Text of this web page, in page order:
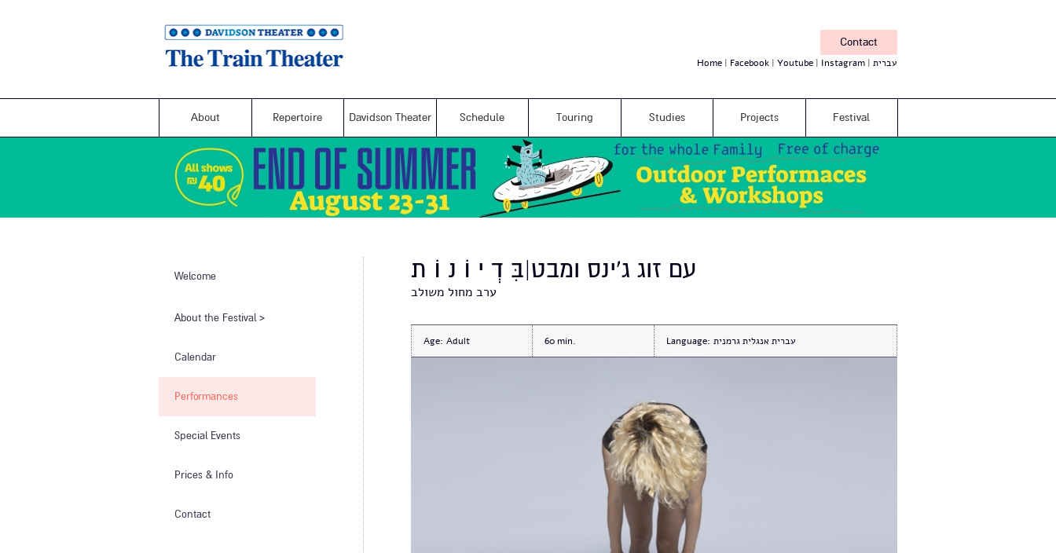
Contact
Home Facebook Youtube Instagram עברית
About Repertoire Davidson Theater Schedule Touring Studies Projects Festival
Welcome
​About the Festival​
Calendar
Performances
Special Events
Prices & Info​
Contact
עם זוג ג'ינס ומבט|בִּ דְ י וֹ נ וֹ ת
ערב מחול משולב
Age: Adult 60 Language: עברית אנגלית גרמנית